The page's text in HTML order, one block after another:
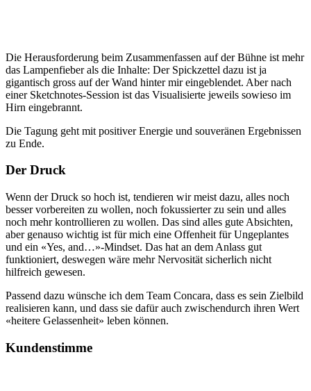
Die Herausforderung beim Zusammenfassen auf der Bühne ist mehr
das Lampenfieber als die Inhalte: Der Spickzettel dazu ist ja
gigantisch gross auf der Wand hinter mir eingeblendet. Aber nach
einer Sketchnotes-Session ist das Visualisierte jeweils sowieso im
Hirn eingebrannt.
Die Tagung geht mit positiver Energie und souveränen Ergebnissen
zu Ende.
Der Druck
Wenn der Druck so hoch ist, tendieren wir meist dazu, alles noch
besser vorbereiten zu wollen, noch fokussierter zu sein und alles
noch mehr kontrollieren zu wollen. Das sind alles gute Absichten,
aber genauso wichtig ist für mich eine Offenheit für Ungeplantes
und ein «Yes, and…»-Mindset. Das hat an dem Anlass gut
funktioniert, deswegen wäre mehr Nervosität sicherlich nicht
hilfreich gewesen.
Passend dazu wünsche ich dem Team Concara, dass es sein Zielbild
realisieren kann, und dass sie dafür auch zwischendurch ihren Wert
«heitere Gelassenheit» leben können.
Kundenstimme